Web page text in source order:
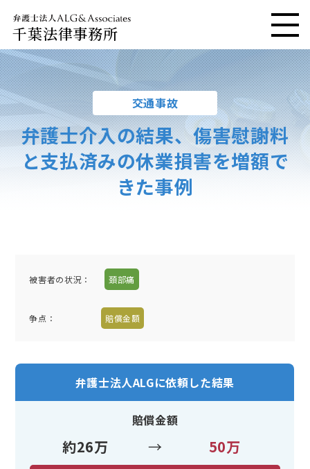
千葉法律事務所
交通事故
弁護士介入の結果、傷害慰謝料
と支払済みの休業損害を増額で
きた事例
被害者の状況： 頚部痛
争点： 賠償金額
弁護士法人ALGに依頼した結果
賠償金額
約26万 → 50万